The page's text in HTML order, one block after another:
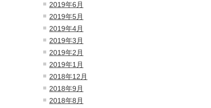
2019年6月
2019年5月
2019年4月
2019年3月
2019年2月
2019年1月
2018年12月
2018年9月
2018年8月